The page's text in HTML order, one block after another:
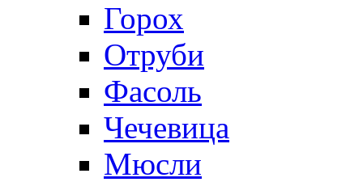
Горох
Отруби
Фасоль
Чечевица
Мюсли